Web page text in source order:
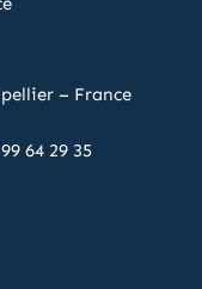
– France
64 29 35